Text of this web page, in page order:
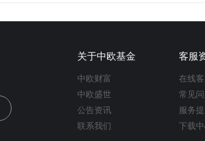
关于中欧基金
中欧财富
中欧盛世
公告资讯
联系我们
客服
在线
常见
服务
下载